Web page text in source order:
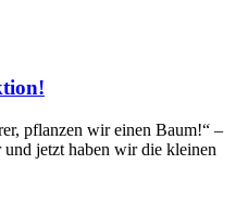
pflanzen wir einen Baum!“ –
jetzt haben wir die kleinen